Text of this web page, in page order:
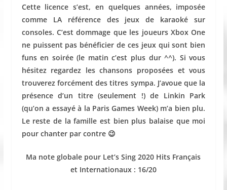
Cette licence s’est, en quelques années, imposée
comme LA référence des jeux de karaoké sur
consoles. C’est dommage que les joueurs Xbox One
ne puissent pas bénéficier de ces jeux qui sont bien
funs en soirée (le matin c’est plus dur ^^). Si vous
hésitez regardez les chansons proposées et vous
trouverez forcément des titres sympa. J’avoue que la
présence d’un titre (seulement !) de Linkin Park
(qu’on a essayé à la Paris Games Week) m’a bien plu.
Le reste de la famille est bien plus balaise que moi
pour chanter par contre 😉
Ma note globale pour Let’s Sing 2020 Hits Français
et Internationaux : 16/20